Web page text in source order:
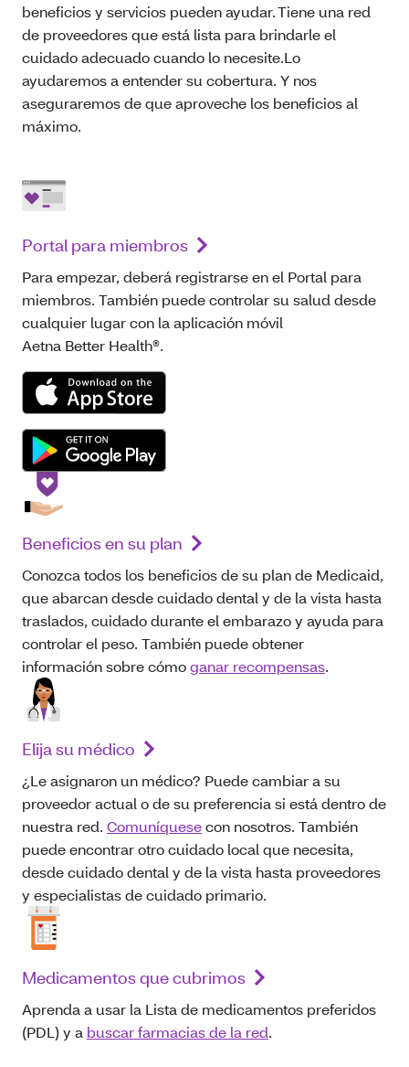
beneficios y servicios pueden ayudar. Tiene una red
de proveedores que está lista para brindarle el
cuidado adecuado cuando lo necesite.Lo
ayudaremos a entender su cobertura. Y nos
aseguraremos de que aproveche los beneficios al
máximo.
Portal para miembros
Para empezar, deberá registrarse en el Portal para
miembros. También puede controlar su salud desde
cualquier lugar con la aplicación móvil
Aetna Better Health®.
Beneficios en su plan
Conozca todos los beneficios de su plan de Medicaid,
que abarcan desde cuidado dental y de la vista hasta
traslados, cuidado durante el embarazo y ayuda para
controlar el peso. También puede obtener
información sobre cómoganar recompensas.
Elija su médico
¿Le asignaron un médico? Puede cambiar a su
proveedor actual o de su preferencia si está dentro de
nuestra red. Comuníquesecon nosotros. También
puede encontrar otro cuidado local que necesita,
desde cuidado dental y de la vista hasta proveedores
y especialistas de cuidado primario.
Medicamentos que cubrimos
Aprenda a usar la Lista de medicamentos preferidos
(PDL) y a buscar farmacias de la red.